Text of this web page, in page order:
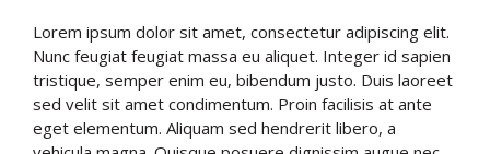
Lorem ipsum dolor sit amet, consectetur adipiscing elit.
Nunc feugiat feugiat massa eu aliquet. Integer id sapien
tristique, semper enim eu, bibendum justo. Duis laoreet
sed velit sit amet condimentum. Proin facilisis at ante
eget elementum. Aliquam sed hendrerit libero, a